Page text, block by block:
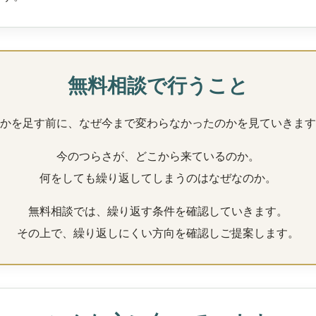
無料相談で行うこと
を足す前に、なぜ今まで変わらなかったのかを見ていきま
今のつらさが、どこから来ているのか。
何をしても繰り返してしまうのはなぜなのか。
無料相談では、繰り返す条件を確認していきます。
その上で、繰り返しにくい方向を確認しご提案します。